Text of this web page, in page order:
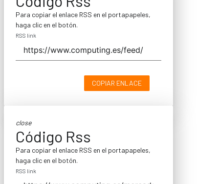
Para copiar el enlace RSS en el portapapeles,
haga clic en el botón.
RSS link
COPIAR ENLACE
close
Código Rss
Para copiar el enlace RSS en el portapapeles,
haga clic en el botón.
RSS link